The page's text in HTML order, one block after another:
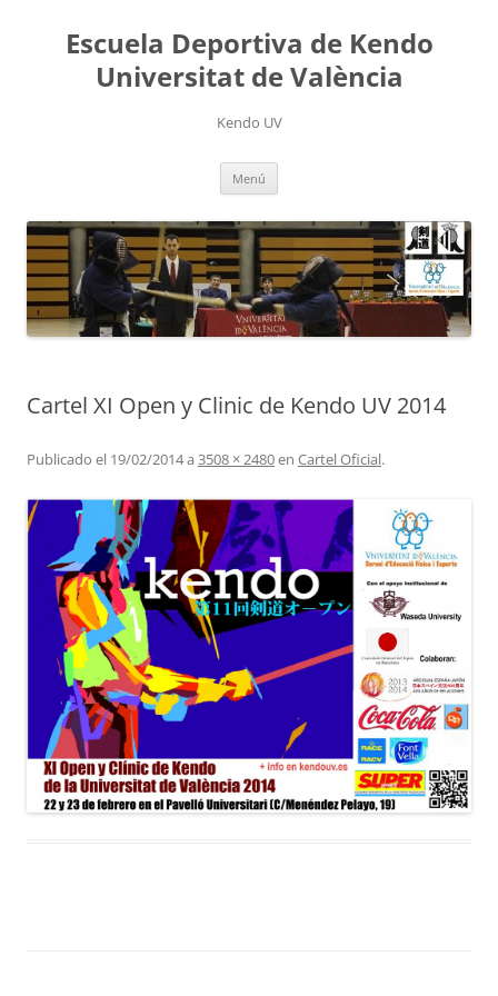
contenidoEscuela Deportiva de Kendo
Universitat de València
Kendo UV
Menú
Cartel XI Open y Clinic de Kendo UV 2014
Publicado el 19/02/2014a 3508 × 2480en Cartel Oficial.